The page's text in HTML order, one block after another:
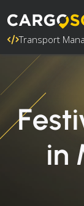
Transport
in